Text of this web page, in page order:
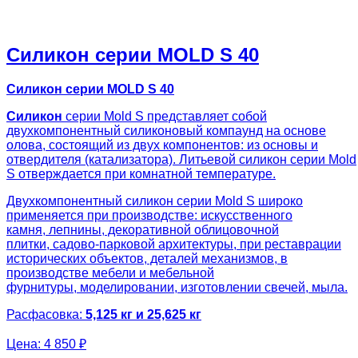
Силикон серии MOLD S 40
Силикон серии MOLD S 40
Силикон серии Mold S представляет собой
двухкомпонентный силиконовый компаунд на основе
олова, состоящий из двух компонентов: из основы и
отвердителя (катализатора). Литьевой силикон серии Mold
S отверждается при комнатной температуре.
Двухкомпонентный силикон серии Mold S широко
применяется при производстве: искусственного
камня, лепнины, декоративной облицовочной
плитки, садово-парковой архитектуры, при реставрации
исторических объектов, деталей механизмов, в
производстве мебели и мебельной
фурнитуры, моделировании, изготовлении свечей, мыла.
Расфасовка: 5,125 кг и 25,625 кг
Цена: 4 850 ₽